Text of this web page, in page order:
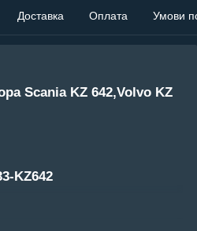
Доставка Оплата Умови
Scania KZ 642,Volvo KZ
KZ642